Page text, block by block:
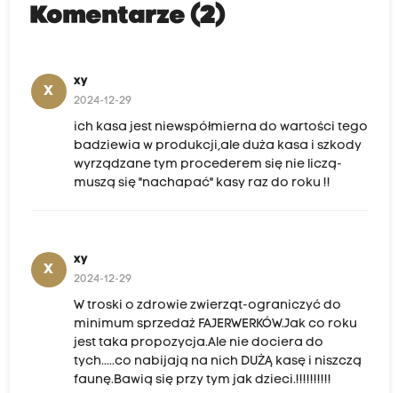
Komentarze (2)
X
xy
2024-12-29
ich kasa jest niewspółmierna do wartości tego
badziewia w produkcji,ale duża kasa i szkody
wyrządzane tym procederem się nie liczą-
muszą się "nachapać" kasy raz do roku !!
X
xy
2024-12-29
W troski o zdrowie zwierząt-ograniczyć do
minimum sprzedaż FAJERWERKÓW.Jak co roku
jest taka propozycja.Ale nie dociera do
tych.....co nabijają na nich DUŻĄ kasę i niszczą
faunę.Bawią się przy tym jak dzieci.!!!!!!!!!!